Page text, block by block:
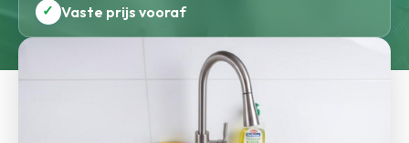
✓ Vaste prijs vooraf